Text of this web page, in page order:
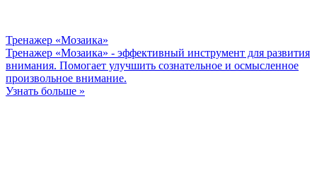
Тренажер «Мозаика»
Тренажер «Мозаика» - эффективный инструмент для развития
внимания. Помогает улучшить сознательное и осмысленное
произвольное внимание.
Узнать больше »